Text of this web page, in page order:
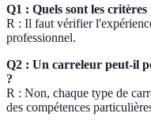
Q1 : Quels sont les
R : Il faut vérifier
professionnel.
Q2 : Un carreleur peut-il
?
R : Non, chaque type de
des compétences